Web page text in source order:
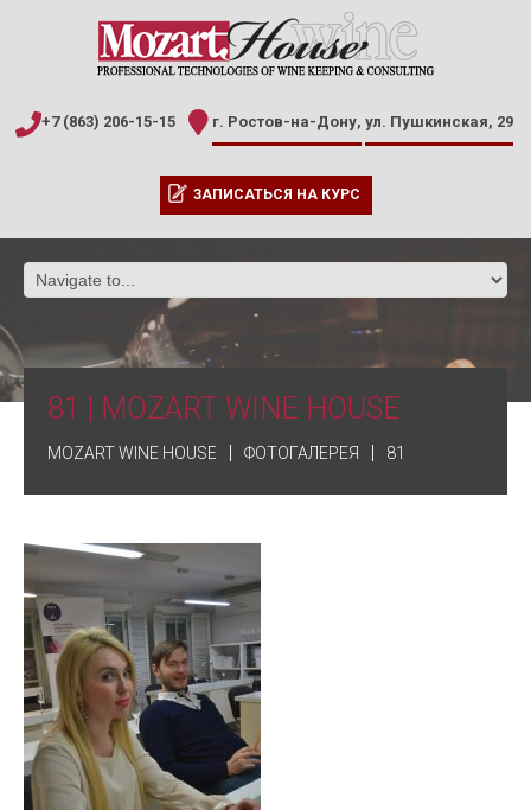
+7 (863) 206-15-15 г. Ростов-на-Дону, ул. Пушкинская, 29
ЗАПИСАТЬСЯ НА КУРС
81 | MOZART WINE HOUSE
MOZART WINE HOUSE ФОТОГАЛЕРЕЯ 81